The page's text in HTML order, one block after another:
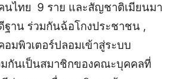
นไทย 9 ราย และสัญชาติเมียนมา
ฐาน ร่วมกันฉ้อโกงประชาชน ,
มพิวเตอร์ปลอมเข้าสู่ระบบ
มกันเป็นสมาชิกของคณะบุคคลที่